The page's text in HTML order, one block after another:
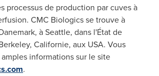
processus de production par cuves à
CMC Biologics se trouve à
àSeattle, dans l'État de
Californie, aux USA. Vous
informations sur le site
.